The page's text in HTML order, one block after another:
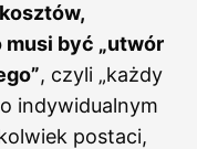
musi być „utwór
, czyli „każdy
indywidualnym
postaci,